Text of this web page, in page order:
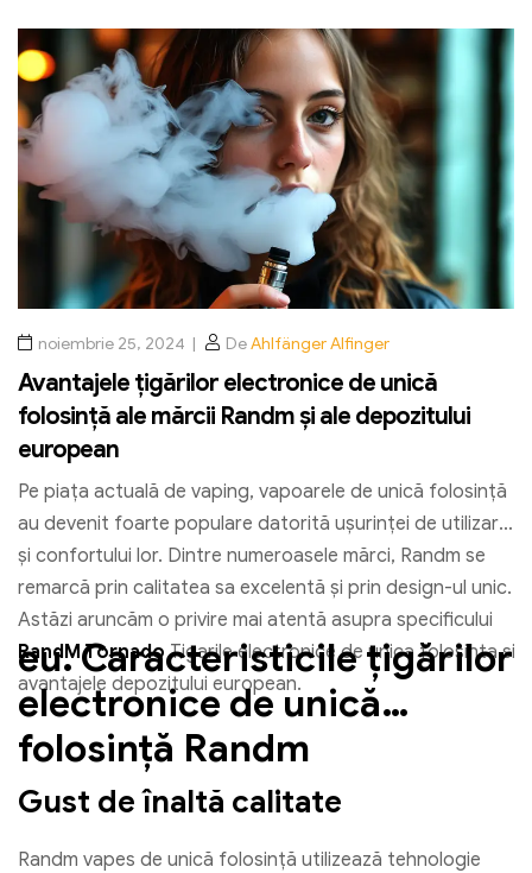
și pentru a experimenta o experiență personalizată de
utilizator!
noiembrie 25, 2024 DeAhlfänger Alfinger
Avantajele țigărilor electronice de unică
folosință ale mărcii Randm și ale depozitului
european
Pe piața actuală de vaping, vapoarele de unică folosință
au devenit foarte populare datorită ușurinței de utilizare
și confortului lor. Dintre numeroasele mărci, Randm se
remarcă prin calitatea sa excelentă și prin design-ul unic.
Astăzi aruncăm o privire mai atentă asupra specificului
RandM TornadoTigarile electronice de unica folosinta si
avantajele depozitului european.
eu. Caracteristicile țigărilor
electronice de unică
folosință Randm
Gust de înaltă calitate
Randm vapes de unică folosință utilizează tehnologie